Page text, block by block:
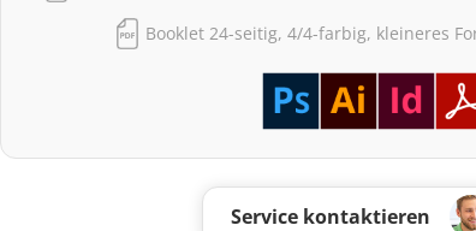
Booklet 24-seitig, 4/4-farbig, kleineres
Service kontaktieren